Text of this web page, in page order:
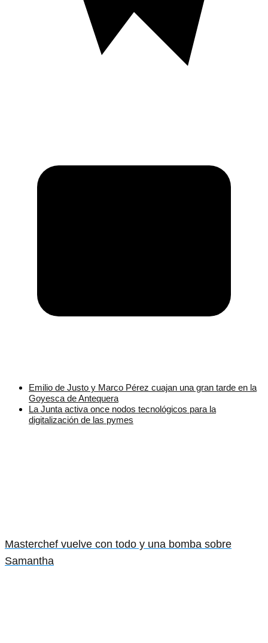
Emilio de Justo y Marco Pérez cuajan una gran tarde en la
Goyesca de Antequera
La Junta activa once nodos tecnológicos para la
digitalización de las pymes
Masterchef vuelve con todo y una bomba sobre
Samantha